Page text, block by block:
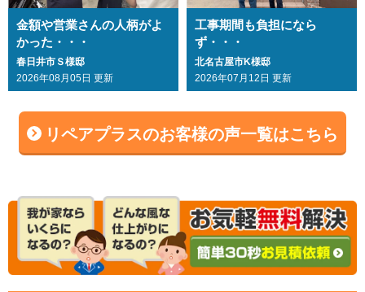
金額や営業さんの人柄がよ
かった・・・
春日井市Ｓ様邸
2026年08月05日 更新
工事期間も負担になら
ず・・・
北名古屋市K様邸
2026年07月12日 更新
リペアプラスのお客様の声一覧はこちら